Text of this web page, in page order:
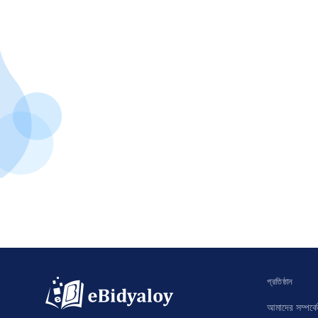
প্রতিষ্ঠান
আমাদের সম্পর্কে